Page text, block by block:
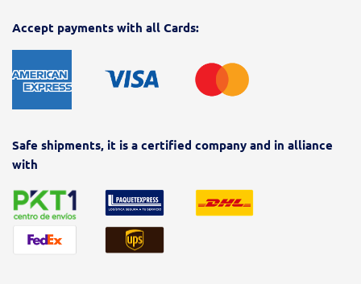
Accept payments with all Cards:
Safe shipments, it is a certified company and in alliance
with